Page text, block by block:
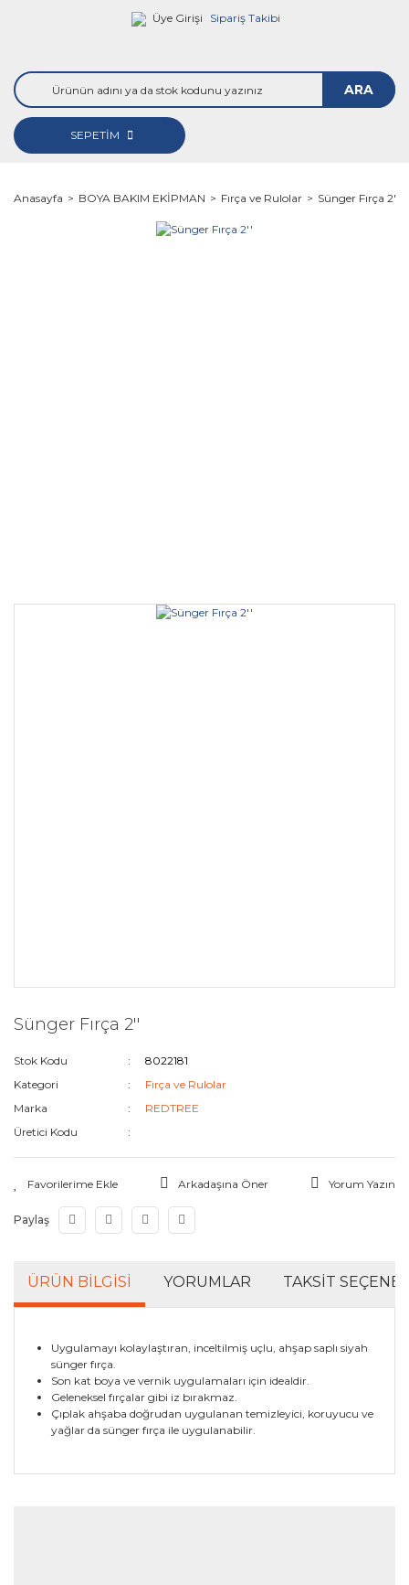
Üye Girişi Sipariş Takibi
ARA
SEPETİM
Anasayfa BOYA BAKIM EKİPMAN Fırça ve Rulolar Sünger Fırça 2''
Sünger Fırça 2''
Stok Kodu
8022181
Kategori
Fırça ve Rulolar
Marka
REDTREE
Üretici Kodu
Arkadaşına Öner Yorum Yazın
Paylaş
ÜRÜN BILGISI YORUMLAR TAKSIT
Uygulamayı kolaylaştıran, inceltilmiş uçlu, ahşap saplı siyah
sünger fırça.
Son kat boya ve vernik uygulamaları için idealdir.
Geleneksel fırçalar gibi iz bırakmaz.
Çıplak ahşaba doğrudan uygulanan temizleyici, koruyucu ve
yağlar da sünger fırça ile uygulanabilir.
Bu ürünün fiyat bilgisi, resim, ürün açıklamalarında ve